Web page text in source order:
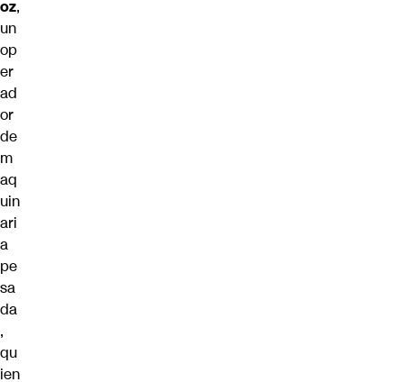
oz,
un
op
er
ad
or
de
m
aq
uin
ari
a
pe
sa
da
,
qu
ien